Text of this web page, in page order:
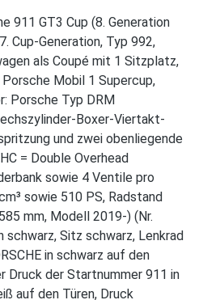
911 GT3 Cup (8. Generation
Cup-Generation, Typ 992,
als Coupé mit 1 Sitzplatz,
Mobil 1 Supercup,
Porsche Typ DRM
Boxer-Viertakt-
und zwei obenliegende
= Double Overhead
sowie 4 Ventile pro
sowie 510 PS, Radstand
mm, Modell 2019-) (Nr.
schwarz, Sitz schwarz, Lenkrad
in schwarz auf den
Druck der Startnummer 911 in
auf den Türen, Druck